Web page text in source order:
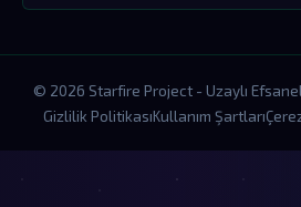
© 2026 Starfire Project - Uzaylı
Gizlilik PolitikasıKullanım Şartları